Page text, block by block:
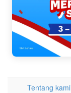
Tentang kami